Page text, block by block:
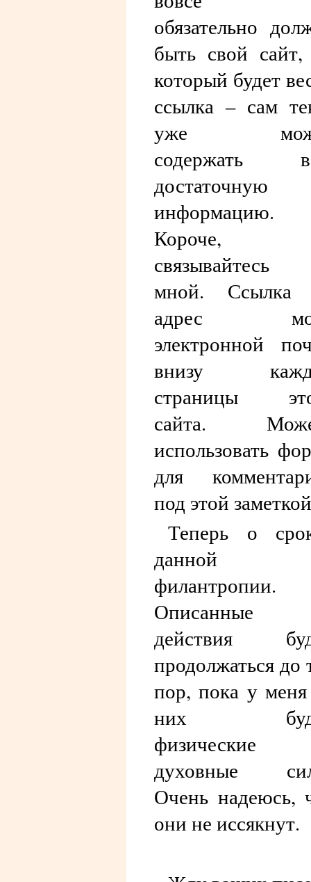
обязательно
быть свой
который будет
ссылка – сам
уже
содержать
достаточную
информацию.
Короче,
связывайтесь
мной. Ссылка
адрес
электронной
внизу
страницы
сайта.
использовать
для
под этой
Теперь о
данной
филантропии.
Описанные
действия
продолжаться до
пор, пока у
них
духовные
Очень надеюсь,
они не иссякнут.